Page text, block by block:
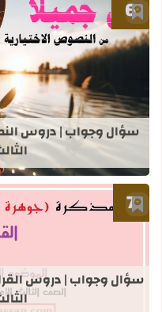
أضف إلى العلامات المرجعية
سؤال وجواب | دروس
أضف إلى العلامات المرجعية
سؤال وجواب | دروس